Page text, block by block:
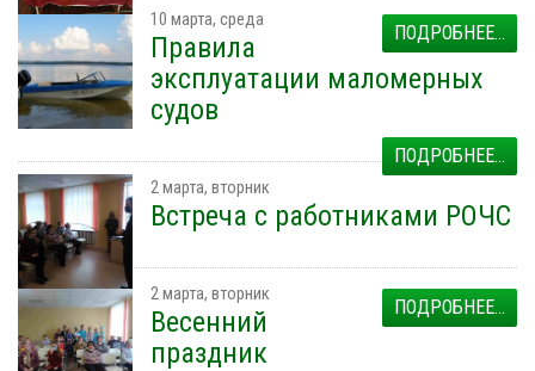
ПОДРОБНЕЕ...
10 марта, среда
Правила
эксплуатации маломерных
судов
ПОДРОБНЕЕ...
2 марта, вторник
Встреча с работниками РОЧС
ПОДРОБНЕЕ...
2 марта, вторник
Весенний
праздник